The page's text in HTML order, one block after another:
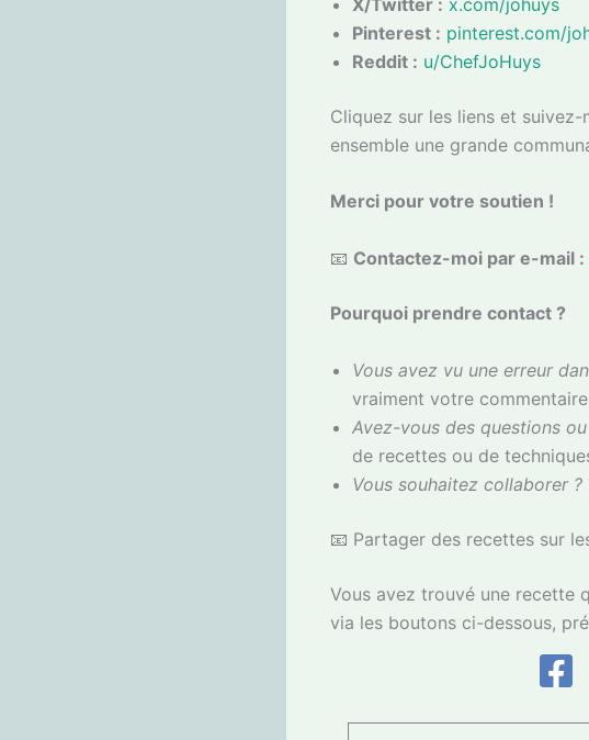
Pinterest : pinterest.com/
Reddit : u/ChefJoHuys
Cliquez sur les liens et
ensemble une grande
Merci pour votre soutien !
📧 Contactez-moi par e-mail :
Pourquoi prendre contact ?
Vous avez vu une erreur
vraiment votre
Avez-vous des questions
de recettes ou de
Vous souhaitez collaborer ?
📧 Partager des recettes sur
Vous avez trouvé une recette
via les boutons ci-dessous,